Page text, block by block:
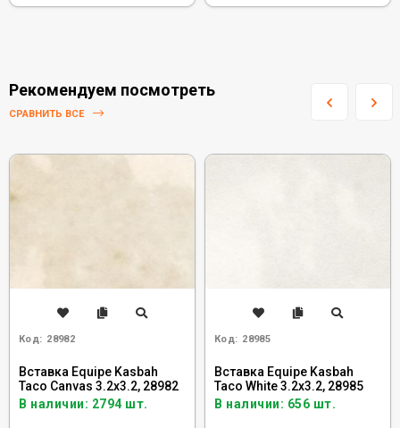
Рекомендуем посмотреть
СРАВНИТЬ ВСЕ
Код: 28982
Вставка Equipe Kasbah
Taco Canvas 3.2x3.2, 28982
В наличии: 2794 шт.
Код: 28985
Вставка Equipe Kasbah
Taco White 3.2x3.2, 28985
В наличии: 656 шт.